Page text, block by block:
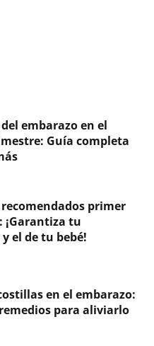
embarazo en el
Guía completa
recomendados primer
tu
el de tu bebé!
en el embarazo:
para aliviarlo